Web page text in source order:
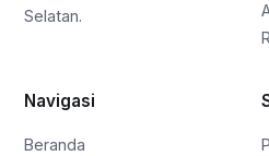
Selatan.
Navigasi
Beranda